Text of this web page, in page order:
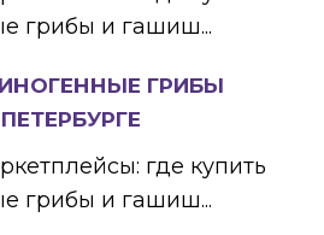
грибы и гашиш...
ГРИБЫ
где купить
грибы и гашиш...